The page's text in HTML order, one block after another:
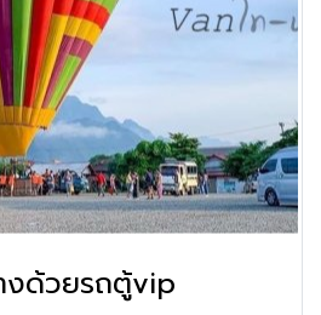
งด้วยรถตู้vip